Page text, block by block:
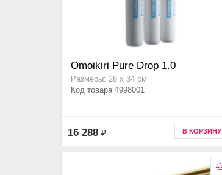
Omoikiri Pure Drop 1.0
Размеры: 26 х 34 см
Код товара 4998001
16 288 ₽ В КОРЗИНУ